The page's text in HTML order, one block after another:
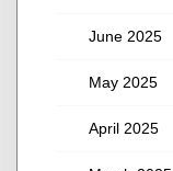
June 2025
May 2025
April 2025